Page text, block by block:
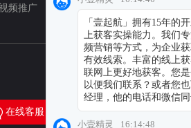
频推广 TikTok
在线客服